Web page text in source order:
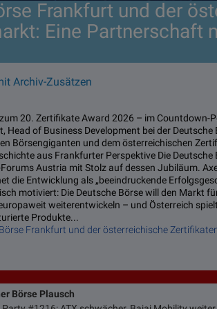
Frankfurt und der
Eine Partnerschaft
Archiv-Zusätzen
20. Zertifikate Award 2026 – im
Head of Business Development bei der
Börsengiganten und dem österreichischen
aus Frankfurter Perspektive Die
Austria mit Stolz auf dessen Jubiläum.
die Entwicklung als „beeindruckende
motiviert: Die Deutsche Börse will den Markt
weiterentwickeln – und Österreich
Produkte...
Frankfurt und der österreichische
Börse Plausch